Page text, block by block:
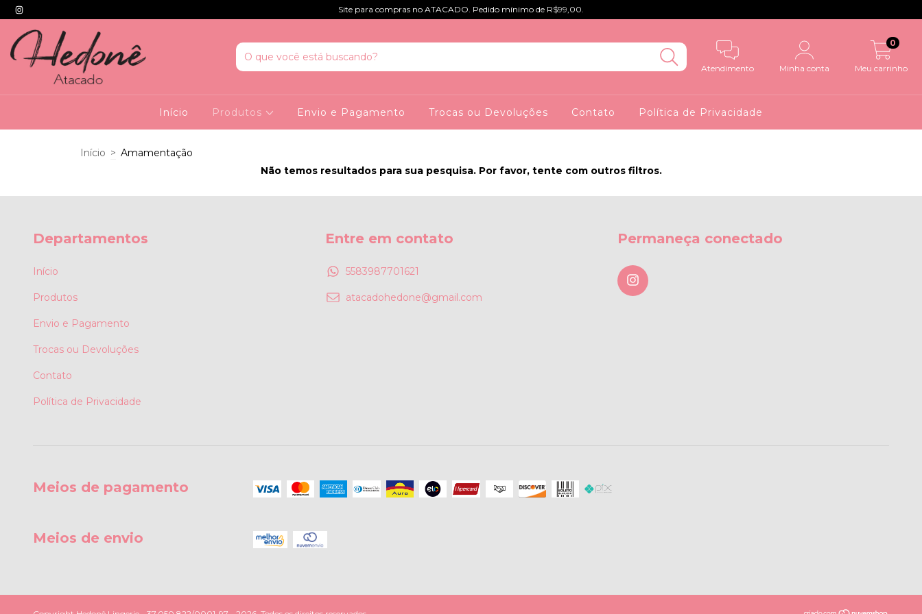
Site para compras no ATACADO. Pedido mínimo de R$99,00.
Atendimento Minha conta Meu carrinho
0
Início Produtos Envio e Pagamento Trocas ou Devoluções Contato Política de Privacidade
Início > Amamentação
Não temos resultados para sua pesquisa. Por favor, tente com outros filtros.
Departamentos
Início
Produtos
Envio e Pagamento
Trocas ou Devoluções
Contato
Política de Privacidade
Entre em contato
5583987701621
atacadohedone@gmail.com
Permaneça conectado
Meios de pagamento
Meios de envio